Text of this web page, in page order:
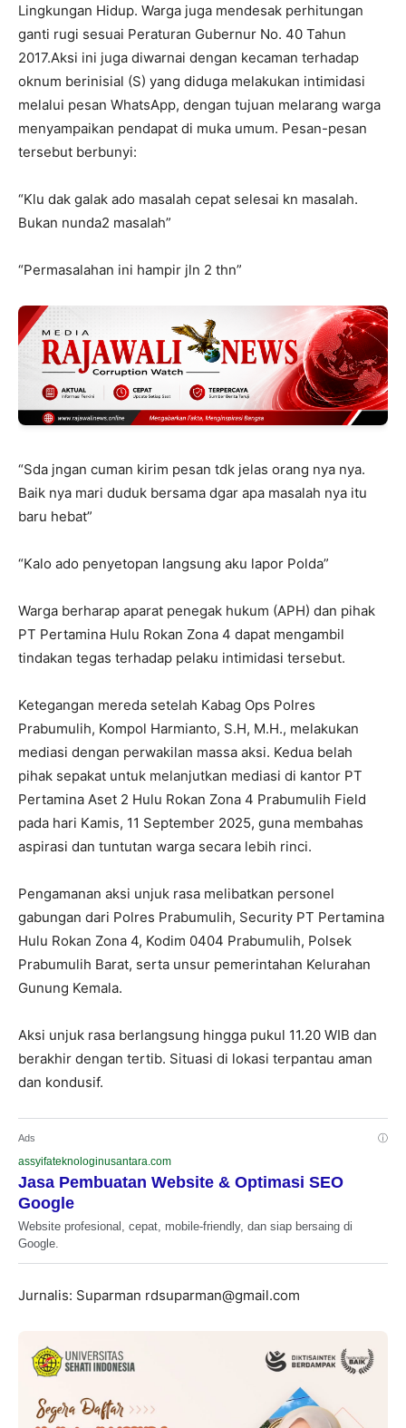
Lingkungan Hidup. Warga juga mendesak perhitungan
ganti rugi sesuai Peraturan Gubernur No. 40 Tahun
2017.Aksi ini juga diwarnai dengan kecaman terhadap
oknum berinisial (S) yang diduga melakukan intimidasi
melalui pesan WhatsApp, dengan tujuan melarang warga
menyampaikan pendapat di muka umum. Pesan-pesan
tersebut berbunyi:
“Klu dak galak ado masalah cepat selesai kn masalah.
Bukan nunda2 masalah”
“Permasalahan ini hampir jln 2 thn”
“Sda jngan cuman kirim pesan tdk jelas orang nya nya.
Baik nya mari duduk bersama dgar apa masalah nya itu
baru hebat”
“Kalo ado penyetopan langsung aku lapor Polda”
Warga berharap aparat penegak hukum (APH) dan pihak
PT Pertamina Hulu Rokan Zona 4 dapat mengambil
tindakan tegas terhadap pelaku intimidasi tersebut.
Ketegangan mereda setelah Kabag Ops Polres
Prabumulih, Kompol Harmianto, S.H, M.H., melakukan
mediasi dengan perwakilan massa aksi. Kedua belah
pihak sepakat untuk melanjutkan mediasi di kantor PT
Pertamina Aset 2 Hulu Rokan Zona 4 Prabumulih Field
pada hari Kamis, 11 September 2025, guna membahas
aspirasi dan tuntutan warga secara lebih rinci.
Pengamanan aksi unjuk rasa melibatkan personel
gabungan dari Polres Prabumulih, Security PT Pertamina
Hulu Rokan Zona 4, Kodim 0404 Prabumulih, Polsek
Prabumulih Barat, serta unsur pemerintahan Kelurahan
Gunung Kemala.
Aksi unjuk rasa berlangsung hingga pukul 11.20 WIB dan
berakhir dengan tertib. Situasi di lokasi terpantau aman
dan kondusif.
Ads ⓘ
assyifateknologinusantara.com
Jasa Pembuatan Website & Optimasi SEO
Google
Website profesional, cepat, mobile-friendly, dan siap bersaing di
Google.
Jurnalis: Suparman rdsuparman@gmail.com